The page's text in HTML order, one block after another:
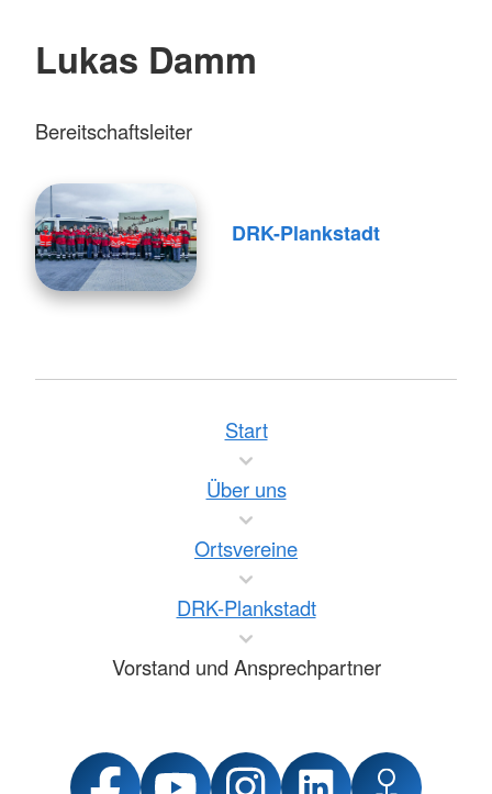
Lukas Damm
Bereitschaftsleiter
DRK-Plankstadt
Start
Über uns
Ortsvereine
DRK-Plankstadt
Vorstand und Ansprechpartner